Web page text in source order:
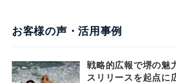
お客様の声・活用事例
戦略的広報で堺の魅
スリリースを起点に